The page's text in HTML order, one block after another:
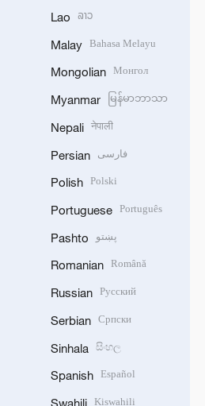
Lao ລາວ
Malay Bahasa Melayu
Mongolian Монгол
Myanmar မြန်မာဘာသာ
Nepali नेपाली
Persian فارسی
Polish Polski
Portuguese Português
Pashto پښتو
Romanian Română
Russian Русский
Serbian Српски
Sinhala සිංහල
Spanish Español
Swahili Kiswahili